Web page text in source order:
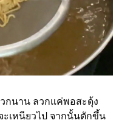
กนาน ลวกแค่พอสะดุ้ง
ะเหนียวไป จากนั้นตักขึ้น